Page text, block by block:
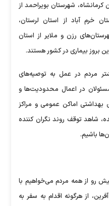
شهرستان بویراحمد از
خرم آباد از استان لرستان،
رزن و ملایر از استان
بروز بیماری در کشور هستند.
مردم در عمل به توصیه‌های
در اعمال محدودیت‌ها و
بهداشتی اماکن عمومی و مراکز
شاهد توقف روند نگران کننده
رو از همه مردم می‌خواهیم با
از هرگونه اقدام به سفر به